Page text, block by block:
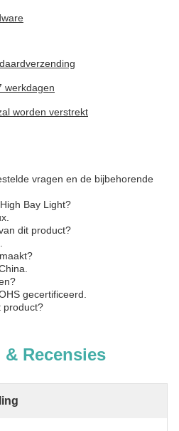
werkdagen
worden verstrekt
vragen en de bijbehorende
Bay Light?
dit product?
gecertificeerd.
product?
Recensies